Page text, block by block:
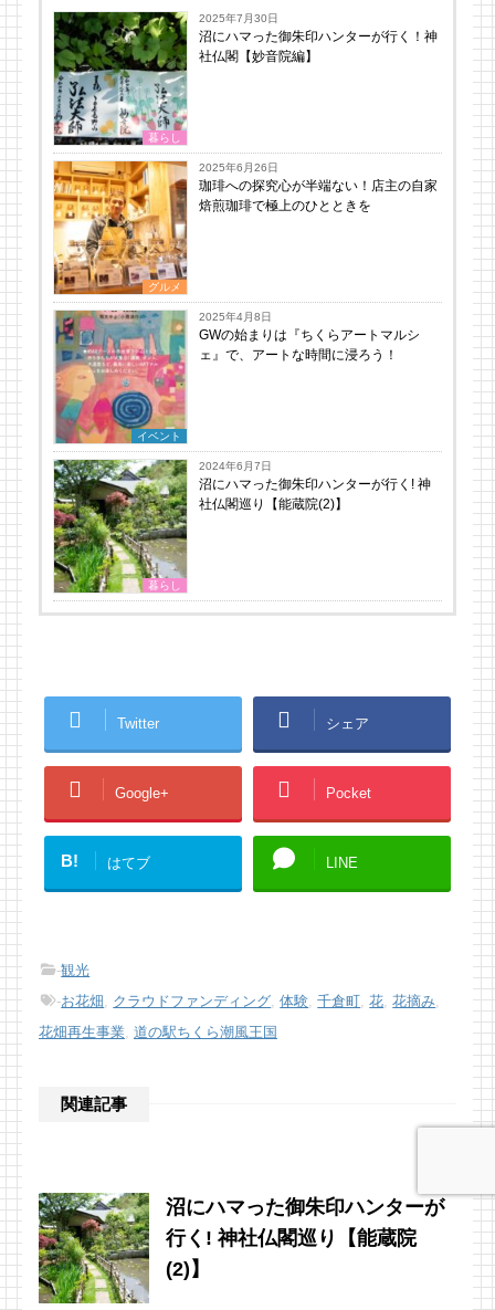
暮らし
2025年7月30日
沼にハマった御朱印ハンターが行く！神
社仏閣【妙音院編】
グルメ
2025年6月26日
珈琲への探究心が半端ない！店主の自家
焙煎珈琲で極上のひとときを
イベント
2025年4月8日
GWの始まりは『ちくらアートマルシ
ェ』で、アートな時間に浸ろう！
暮らし
2024年6月7日
沼にハマった御朱印ハンターが行く! 神
社仏閣巡り【能蔵院(2)】
Twitter シェア
Google+ Pocket
B! はてブ LINE
-観光
-お花畑, クラウドファンディング,体験,千倉町,花,花摘み,
花畑再生事業, 道の駅ちくら潮風王国
関連記事
沼にハマった御朱印ハンターが
行く! 神社仏閣巡り【能蔵院
(2)】